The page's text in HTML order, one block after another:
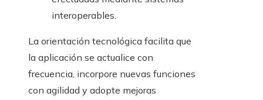
interoperables.
La orientación tecnológica facilita que
la aplicación se actualice con
frecuencia, incorpore nuevas funciones
con agilidad y adopte mejoras